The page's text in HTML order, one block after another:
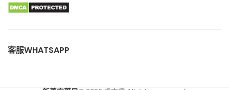
客服WHATSAPP